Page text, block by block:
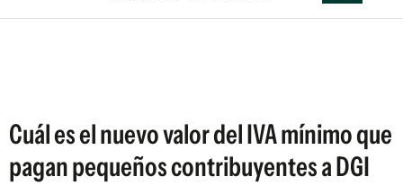
ARGENTINA
Cuál es el nuevo valor del IVA mínimo que
pagan pequeños contribuyentes a DGI